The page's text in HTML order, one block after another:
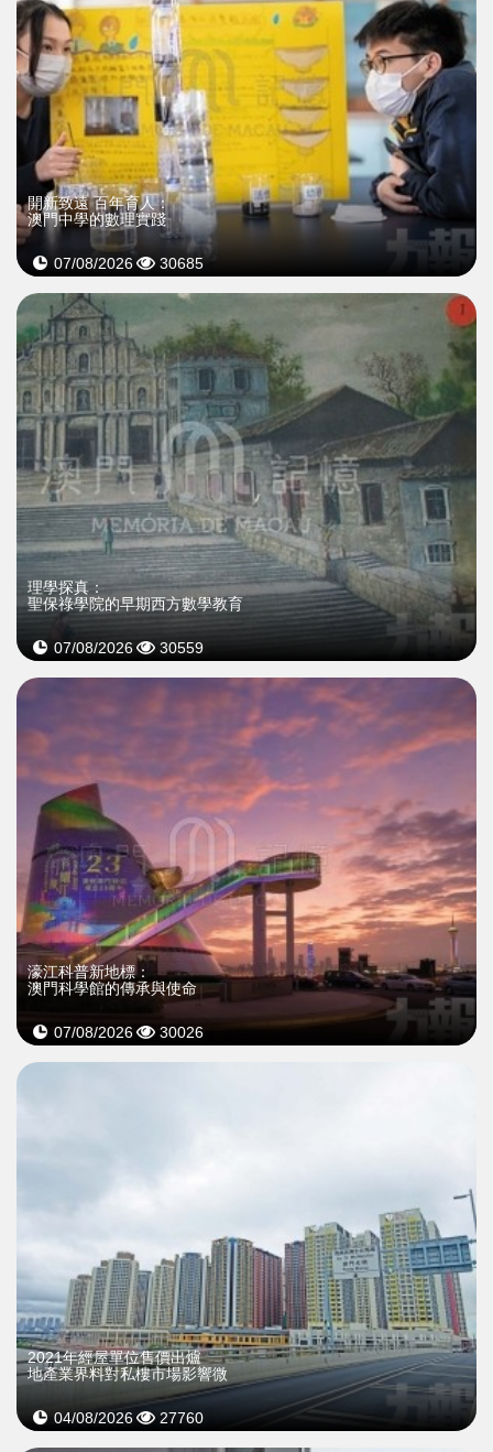
開新致遠 百年育人：
澳門中學的數理實踐
07/08/2026 30685
理學探真：
聖保祿學院的早期西方數學教育
07/08/2026 30559
濠江科普新地標：
澳門科學館的傳承與使命
07/08/2026 30026
2021年經屋單位售價出爐
地產業界料對私樓市場影響微
04/08/2026 27760